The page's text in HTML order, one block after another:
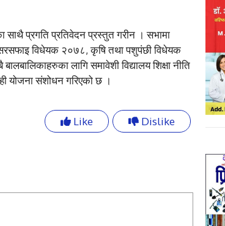
साथै प्रगति प्रतिवेदन प्रस्तुत गरीन । सभामा
विधेयक २०७८, कृषि तथा पशुपंछी विधेयक
लागि समावेशी विद्यालय शिक्षा नीति
योजना संशोधन गरिएको छ ।
Like Dislike